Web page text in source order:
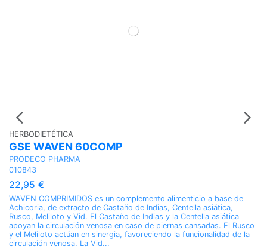
HERBODIETÉTICA
GSE WAVEN 60COMP
PRODECO PHARMA
010843
22,95 €
WAVEN COMPRIMIDOS es un complemento alimenticio a base de
Achicoria, de extracto de Castaño de Indias, Centella asiática,
Rusco, Meliloto y Vid. El Castaño de Indias y la Centella asiática
apoyan la circulación venosa en caso de piernas cansadas. El Rusco
y el Meliloto actúan en sinergia, favoreciendo la funcionalidad de la
circulación venosa. La Vid...